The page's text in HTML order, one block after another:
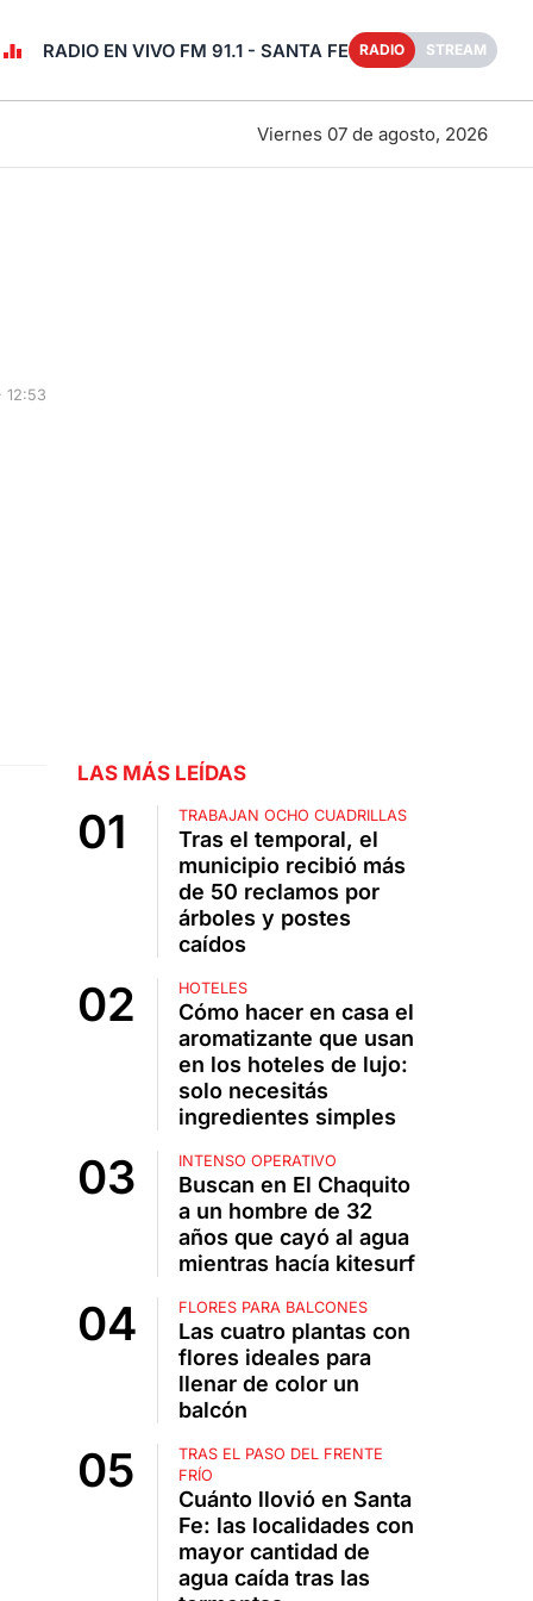
RADIO EN VIVO FM 91.1 - SANTA FE RADIO STREAM
Viernes 07 de agosto, 2026
12:53
LAS MÁS LEÍDAS
TRABAJAN OCHO CUADRILLAS
Tras el temporal, el
municipio recibió más
de 50 reclamos por
árboles y postes
caídos
HOTELES
Cómo hacer en casa el
aromatizante que usan
en los hoteles de lujo:
solo necesitás
ingredientes simples
INTENSO OPERATIVO
Buscan en El Chaquito
a un hombre de 32
años que cayó al agua
mientras hacía kitesurf
FLORES PARA BALCONES
Las cuatro plantas con
flores ideales para
llenar de color un
balcón
TRAS EL PASO DEL FRENTE
FRÍO
Cuánto llovió en Santa
Fe: las localidades con
mayor cantidad de
agua caída tras las